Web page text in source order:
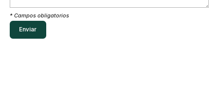
* Campos obligatorios